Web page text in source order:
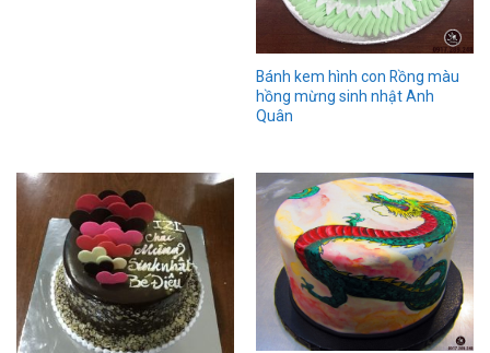
Bánh kem hình con Rồng màu
hồng mừng sinh nhật Anh
Quân